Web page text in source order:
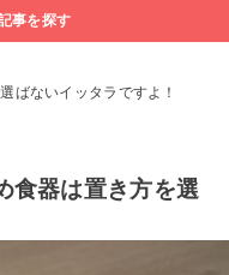
事を探す
ばないイッタラですよ！
食器は置き方を選